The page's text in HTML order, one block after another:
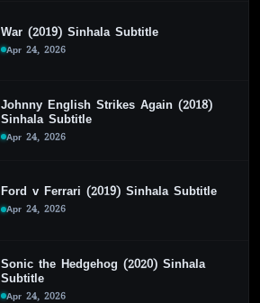
War (2019) Sinhala Subtitle
Apr 24, 2026
Johnny English Strikes Again (2018)
Sinhala Subtitle
Apr 24, 2026
Ford v Ferrari (2019) Sinhala Subtitle
Apr 24, 2026
Sonic the Hedgehog (2020) Sinhala
Subtitle
Apr 24, 2026